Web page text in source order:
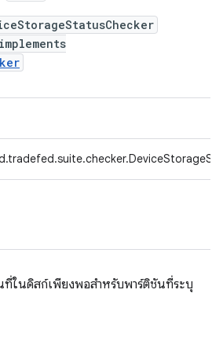
implements
ในดิสก์เพียงพอสำหรับพาร์ติชันที่ระบุ